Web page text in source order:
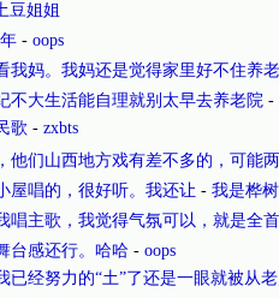
豆姐姐
- oops
我妈。我妈还是觉得家里好不住养老
不大生活能自理就别太早去养老院 -
歌 - zxbts
他们山西地方戏有差不多的，可能两
屋唱的，很好听。我还让 - 我是桦树
唱主歌，我觉得气氛可以，就是全
台感还行。哈哈 - oops
已经努力的“土”了还是一眼就被从